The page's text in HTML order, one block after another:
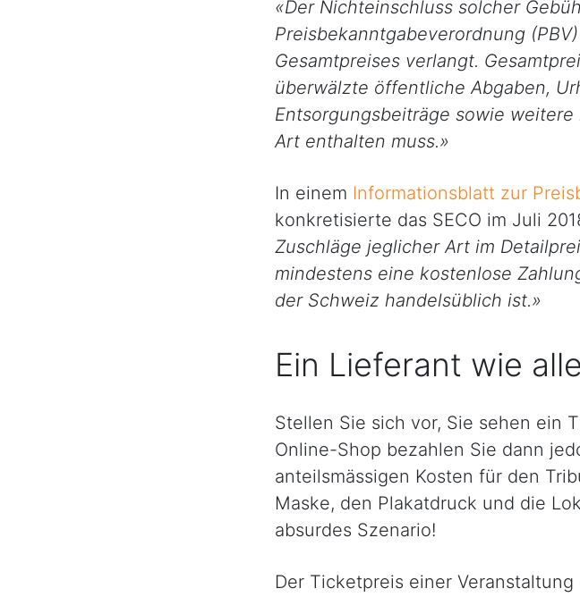
«Der Nichteinschluss solcher
Preisbekanntgabeverordnung
Gesamtpreises verlangt.
überwälzte öffentliche Abgaben,
Entsorgungsbeiträge sowie
Art enthalten muss.»
In einem Informationsblatt zur
konkretisierte das SECO im Juli
Zuschläge jeglicher Art im
mindestens eine kostenlose
der Schweiz handelsüblich ist.»
Ein Lieferant wie
Stellen Sie sich vor, Sie sehen ein
Online-Shop bezahlen Sie dann
anteilsmässigen Kosten für den
Maske, den Plakatdruck und die
absurdes Szenario!
Der Ticketpreis einer